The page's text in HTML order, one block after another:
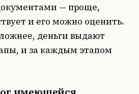
— проще,
и его можно оценить.
деньги выдают
и за каждым этапом